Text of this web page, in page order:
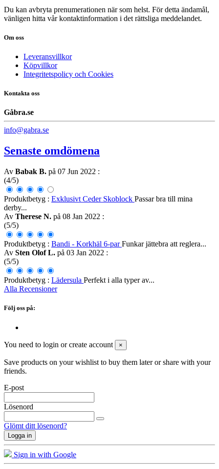
Du kan avbryta prenumerationen när som helst. För detta ändamål,
vänligen hitta vår kontaktinformation i det rättsliga meddelandet.
Om oss
Leveransvillkor
Köpvillkor
Integritetspolicy och Cookies
Kontakta oss
Gåbra.se
info@gabra.se
Senaste omdömena
Av Babak B. på 07 Jun 2022 :
(4/5)
Produktbetyg : Exklusivt Ceder Skoblock Passar bra till mina
derby...
Av Therese N. på 08 Jan 2022 :
(5/5)
Produktbetyg : Bandi - Korkhäl 6-parFunkar jättebra att reglera...
Av Sten Olof L. på 03 Jan 2022 :
(5/5)
Produktbetyg : Lädersula Perfekt i alla typer av...
Alla Recensioner
Följ oss på:
You need to login or create account ×
Save products on your wishlist to buy them later or share with your
friends.
E-post
Lösenord
Glömt ditt lösenord?
Logga in
Sign in with Google